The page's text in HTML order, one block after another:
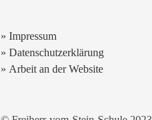
» Impressum
» Datenschutzerklärung
» Arbeit an der Website